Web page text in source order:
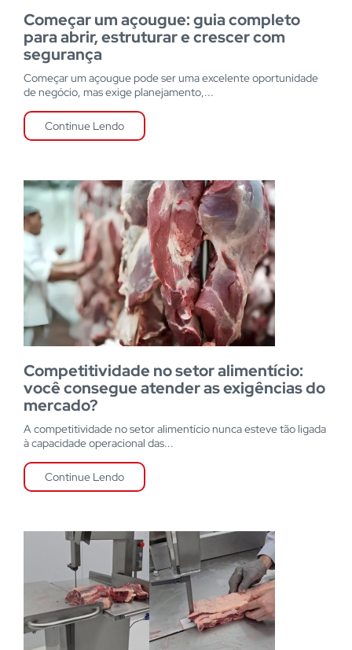
Começar um açougue: guia completo
para abrir, estruturar e crescer com
segurança
Começar um açougue pode ser uma excelente oportunidade
de negócio, mas exige planejamento,...
Continue Lendo
Competitividade no setor alimentício:
você consegue atender as exigências do
mercado?
A competitividade no setor alimentício nunca esteve tão ligada
à capacidade operacional das...
Continue Lendo